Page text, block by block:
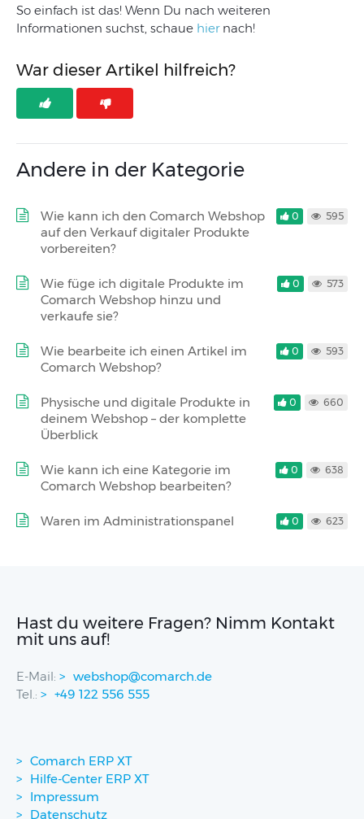
So einfach ist das! Wenn Du nach weiteren
Informationen suchst, schaue hiernach!
War dieser Artikel hilfreich?
Andere in der Kategorie
Wie kann ich den Comarch Webshop
auf den Verkauf digitaler Produkte
vorbereiten?
0 595
Wie füge ich digitale Produkte im
Comarch Webshop hinzu und
verkaufe sie?
0 573
Wie bearbeite ich einen Artikel im
Comarch Webshop?
0 593
Physische und digitale Produkte in
deinem Webshop – der komplette
Überblick
0 660
Wie kann ich eine Kategorie im
Comarch Webshop bearbeiten?
0 638
Waren im Administrationspanel 0 623
Hast du weitere Fragen? Nimm Kontakt
mit uns auf!
E-Mail:
webshop@comarch.de
Tel.:
+49 122 556 555
Comarch ERP XT
Hilfe-Center ERP XT
Impressum
Datenschutz